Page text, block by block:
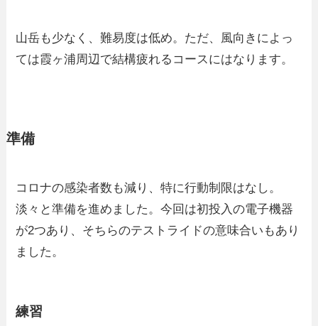
山岳も少なく、難易度は低め。ただ、風向きによっ
ては霞ヶ浦周辺で結構疲れるコースにはなります。
準備
コロナの感染者数も減り、特に行動制限はなし。
淡々と準備を進めました。今回は初投入の電子機器
が2つあり、そちらのテストライドの意味合いもあり
ました。
練習